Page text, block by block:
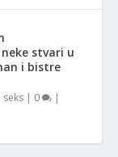
stvari u
i bistre
seks | 0 |